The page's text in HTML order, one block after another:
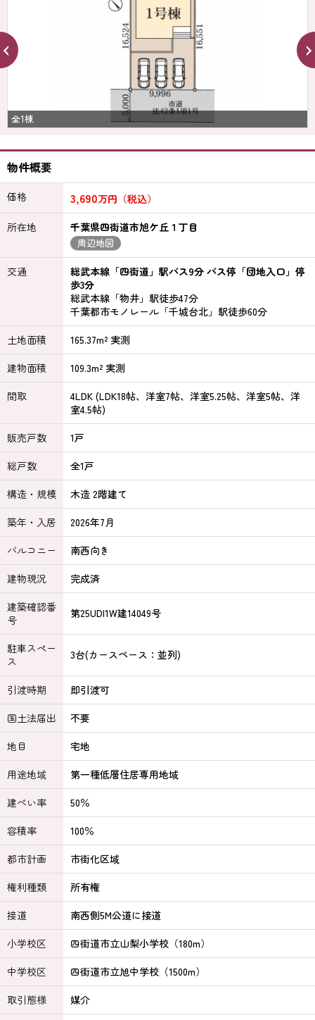
全1棟
物件概要
価格 3,690万円（税込）
所在地
千葉県四街道市旭ケ丘１丁目
周辺地図
交通
総武本線「四街道」駅バス9分 バス停「団地入口」停
歩3分
総武本線「物井」駅徒歩47分
千葉都市モノレール「千城台北」駅徒歩60分
土地面積
165.37m² 実測
建物面積
109.3m² 実測
間取
4LDK (LDK18帖、洋室7帖、洋室5.25帖、洋室5帖、洋
室4.5帖)
販売戸数
1戸
総戸数
全1戸
構造・規模
木造 2階建て
築年・入居
2026年7月
バルコニー
南西向き
建物現況
完成済
建築確認番
号
第25UDI1W建14049号
駐車スペー
ス
3台(カースペース：並列)
引渡時期
即引渡可
国土法届出
不要
地目
宅地
用途地域
第一種低層住居専用地域
建ぺい率
50％
容積率
100％
都市計画
市街化区域
権利種類
所有権
接道
南西側5M公道に接道
小学校区
四街道市立山梨小学校（180m）
中学校区
四街道市立旭中学校（1500m）
取引態様
媒介